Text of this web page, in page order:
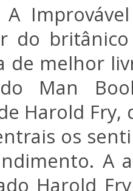
A
do
de melhor
Man
Harold Fry,
os
A
Harold